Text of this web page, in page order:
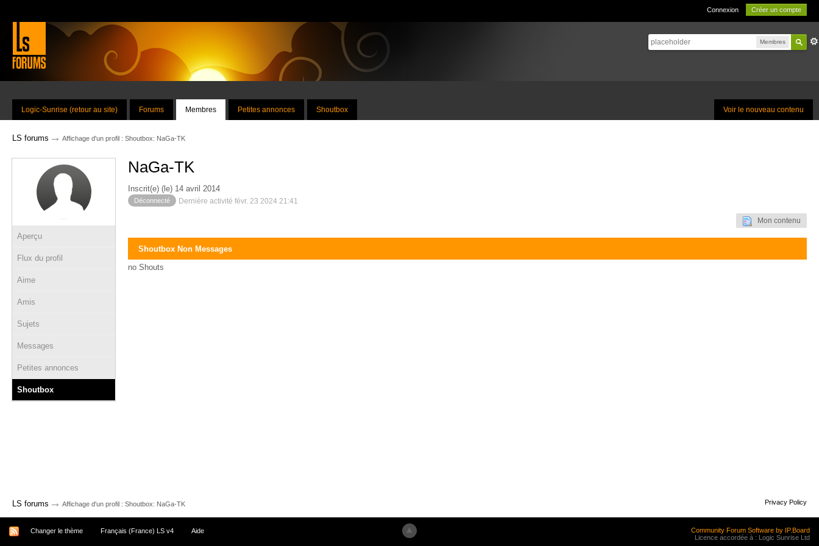
Connexion Créer un compte
Membres
Voir le nouveau contenu
Logic-Sunrise (retour au site) Forums Membres Petites annonces Shoutbox
LS forums → Affichage d'un profil : Shoutbox: NaGa-TK
Aperçu
Flux du profil
Aime
Amis
Sujets
Messages
Petites annonces
Shoutbox
NaGa-TK
Inscrit(e) (le) 14 avril 2014
Déconnecté Dernière activité févr. 23 2024 21:41
Mon contenu
Shoutbox Non Messages
no Shouts
LS forums → Affichage d'un profil : Shoutbox: NaGa-TK Privacy Policy
Changer le thème Français (France) LS v4 Aide
Community Forum Software by IP.Board
Licence accordée à : Logic Sunrise Ltd